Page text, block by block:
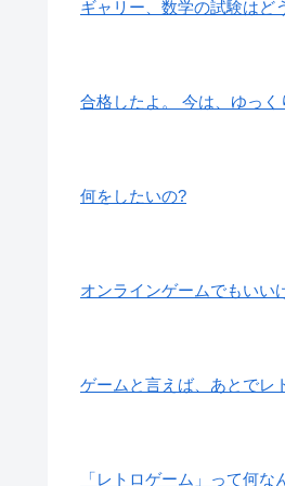
ギャリー、数学の試験はど
合格したよ。 今は、ゆっく
何をしたいの?
オンラインゲームでもいい
ゲームと言えば、あとでレ
「レトロゲーム」って何な